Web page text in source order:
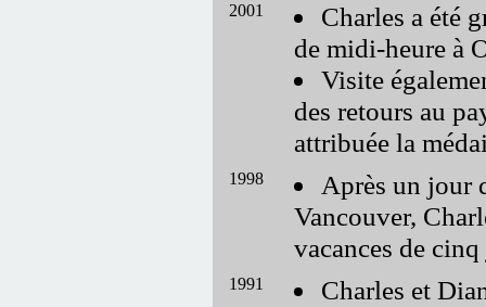
2001
Charles a été
de midi-heure à
Visite
des retours au
attribuée la
1998
Après un jour
Vancouver,
vacances de
1991
Charles et